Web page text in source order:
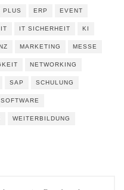
PLUS ERP EVENT
IT IT SICHERHEIT KI
MARKETING MESSE
NETWORKING
SAP SCHULUNG
SOFTWARE
WEITERBILDUNG